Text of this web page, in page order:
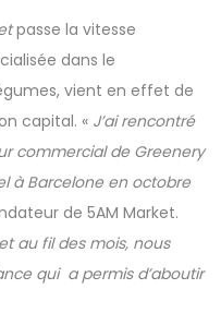
passe la vitesse
dans le
vient en effet de
capital. « J’ai rencontré
commercial de Greenery
à Barcelone en octobre
de 5AM Market.
au fil des mois, nous
qui a permis d’aboutir